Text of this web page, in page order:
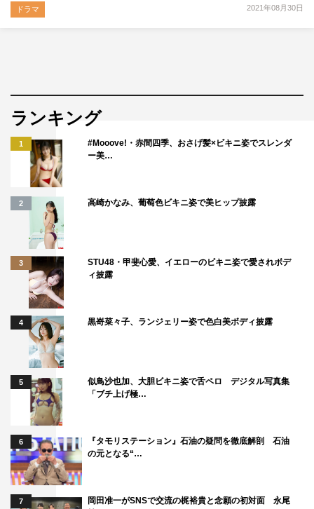
2021年08月30日
ドラマ
ランキング
1
#Mooove!・赤間四季、おさげ髪×ビキニ姿でスレンダ
ー美…
2 高崎かなみ、葡萄色ビキニ姿で美ヒップ披露
3
STU48・甲斐心愛、イエローのビキニ姿で愛されボデ
ィ披露
4 黒嵜菜々子、ランジェリー姿で色白美ボディ披露
5
似鳥沙也加、大胆ビキニ姿で舌ペロ デジタル写真集
「ブチ上げ極…
6
『タモリステーション』石油の疑問を徹底解剖 石油
の元となる“…
7
岡田准一がSNSで交流の梶裕貴と念願の初対面 永尾